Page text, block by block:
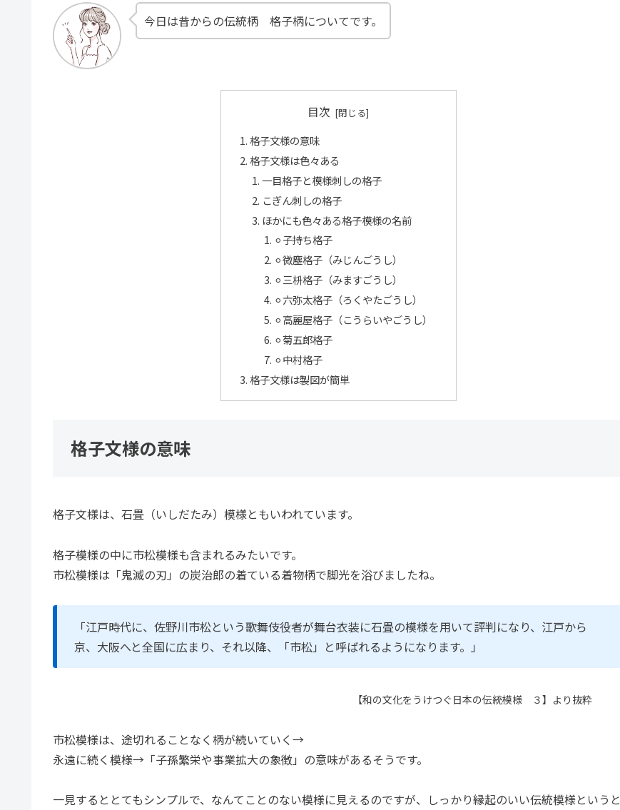
今日は昔からの伝統柄 格子柄についてです。
目次
格子文様の意味
格子文様は色々ある
一目格子と模様刺しの格子
こぎん刺しの格子
ほかにも色々ある格子模様の名前
⚪︎子持ち格子
⚪︎微塵格子（みじんごうし）
⚪︎三枡格子（みますごうし）
⚪︎六弥太格子（ろくやたごうし）
⚪︎高麗屋格子（こうらいやごうし）
⚪︎菊五郎格子
⚪︎中村格子
格子文様は製図が簡単
格子文様の意味
格子文様は、石畳（いしだたみ）模様ともいわれています。
格子模様の中に市松模様も含まれるみたいです。
市松模様は「鬼滅の刃」の炭治郎の着ている着物柄で脚光を浴びましたね。
「江戸時代に、佐野川市松という歌舞伎役者が舞台衣装に石畳の模様を用いて評判になり、江戸から
京、大阪へと全国に広まり、それ以降、「市松」と呼ばれるようになります。」
【和の文化をうけつぐ日本の伝統模様 ３】より抜粋
市松模様は、途切れることなく柄が続いていく→
永遠に続く模様→「子孫繁栄や事業拡大の象徴」の意味があるそうです。
一見するととてもシンプルで、なんてことのない模様に見えるのですが、しっかり縁起のいい伝統模様というと